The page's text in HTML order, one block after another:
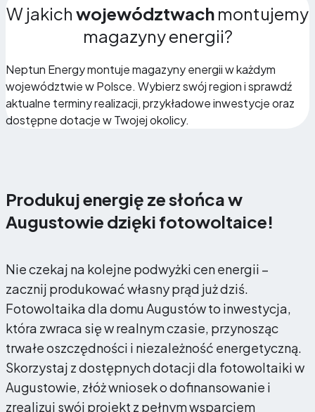
W jakich województwach montujemy
magazyny energii?
Neptun Energy montuje magazyny energii w każdym
województwie w Polsce. Wybierz swój region i sprawdź
aktualne terminy realizacji, przykładowe inwestycje oraz
dostępne dotacje w Twojej okolicy.
Produkuj energię ze słońca w
Augustowie dzięki fotowoltaice!
Nie czekaj na kolejne podwyżki cen energii –
zacznij produkować własny prąd już dziś.
Fotowoltaika dla domu Augustów to inwestycja,
która zwraca się w realnym czasie, przynosząc
trwałe oszczędności i niezależność energetyczną.
Skorzystaj z dostępnych dotacji dla fotowoltaiki w
Augustowie, złóż wniosek o dofinansowanie i
zrealizuj swój projekt z pełnym wsparciem